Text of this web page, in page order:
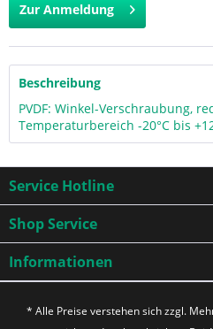
Zur Anmeldung
Beschreibung
PVDF: Winkel-Verschraubung,
Temperaturbereich -20°C bis
Service Hotline
Shop Service
Informationen
* Alle Preise verstehen sich zzgl.